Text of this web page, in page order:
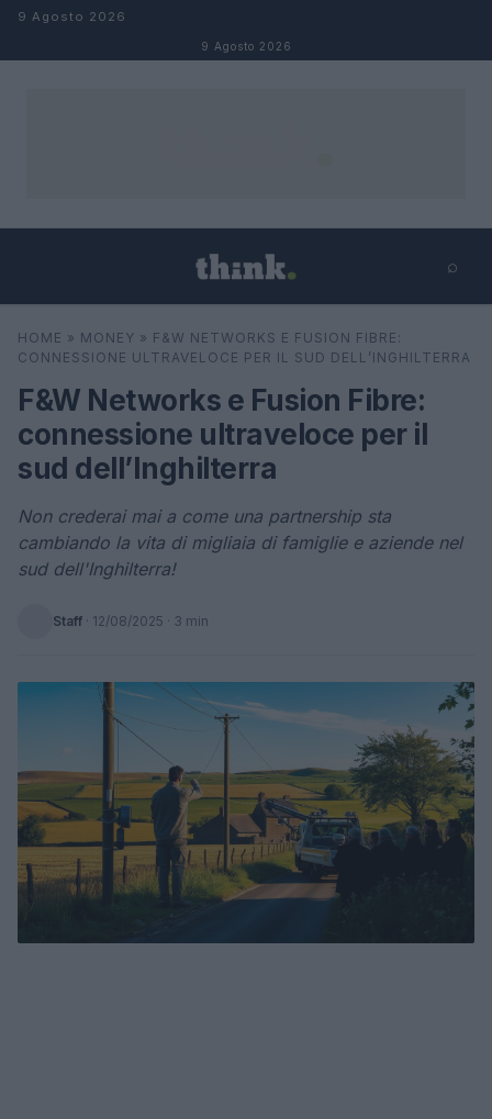
Salta al contenuto
9 Agosto 2026
9 Agosto 2026
⌕
Cerca
HOME » MONEY » F&W NETWORKS E FUSION FIBRE:
CONNESSIONE ULTRAVELOCE PER IL SUD DELL’INGHILTERRA
F&W Networks e Fusion Fibre:
connessione ultraveloce per il
sud dell’Inghilterra
Non crederai mai a come una partnership sta
cambiando la vita di migliaia di famiglie e aziende nel
sud dell'Inghilterra!
Staff · 12/08/2025 · 3 min